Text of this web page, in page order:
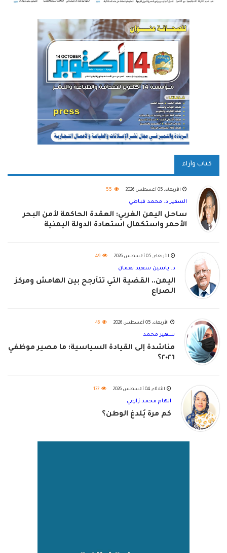
كتاب وآراء
الأربعاء, 05 أغسطس 2026 55
السفير د. محمد قباطي
ساحل اليمن الغربي: العقدة الحاكمة لأمن البحر
الأحمر واستكمال استعادة الدولة اليمنية
الأربعاء, 05 أغسطس 2026 49
د. ياسين سعيد نعمان
اليمن.. القضية التي تتأرجح بين الهامش ومركز
الصراع
الأربعاء, 05 أغسطس 2026 46
سهير محمد
مناشدة إلى القيادة السياسية: ما مصير موظفي
٢٠٢٦؟
الثلاثاء, 04 أغسطس 2026 137
الهام محمد زارعي
كم مرة يُلدغ الوطن؟